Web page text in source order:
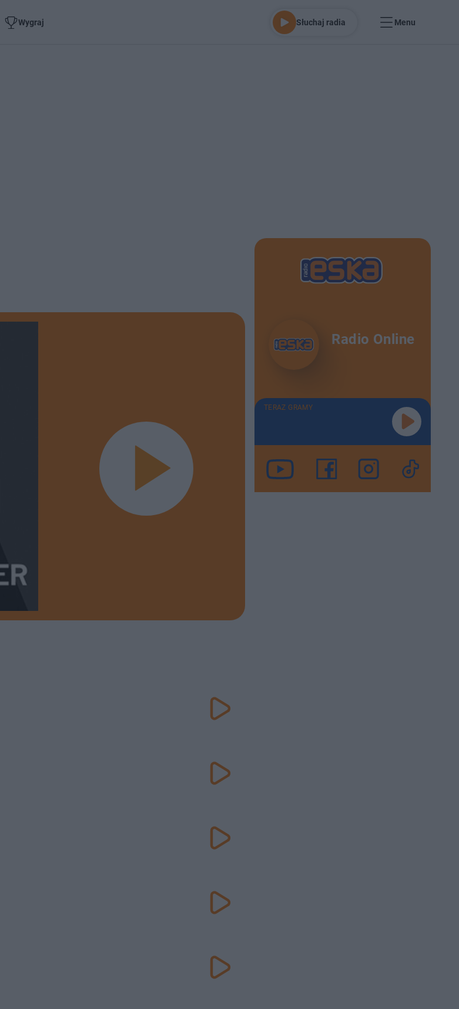
Wygraj Słuchaj radia Menu
Radio Online
TERAZ GRAMY